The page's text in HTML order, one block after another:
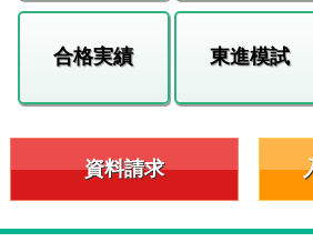
合格実績 東進模試
資料請求